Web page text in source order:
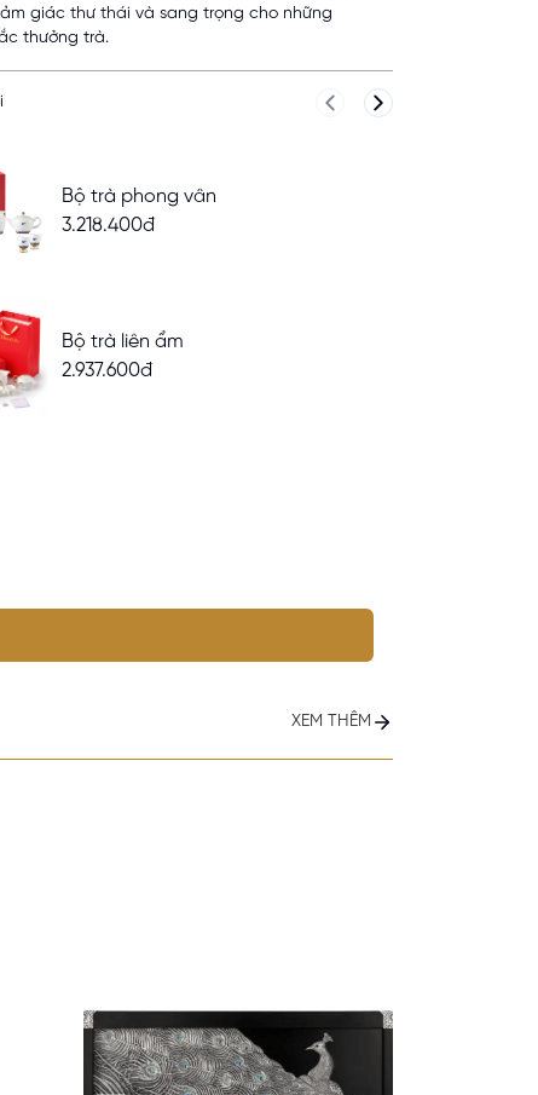
giác thư thái và sang trọng cho những
thưởng trà.
Bộ trà phong vân
3.218.400đ
Bộ trà liên ẩm
2.937.600đ
Previous slide
Next slide
XEM THÊM